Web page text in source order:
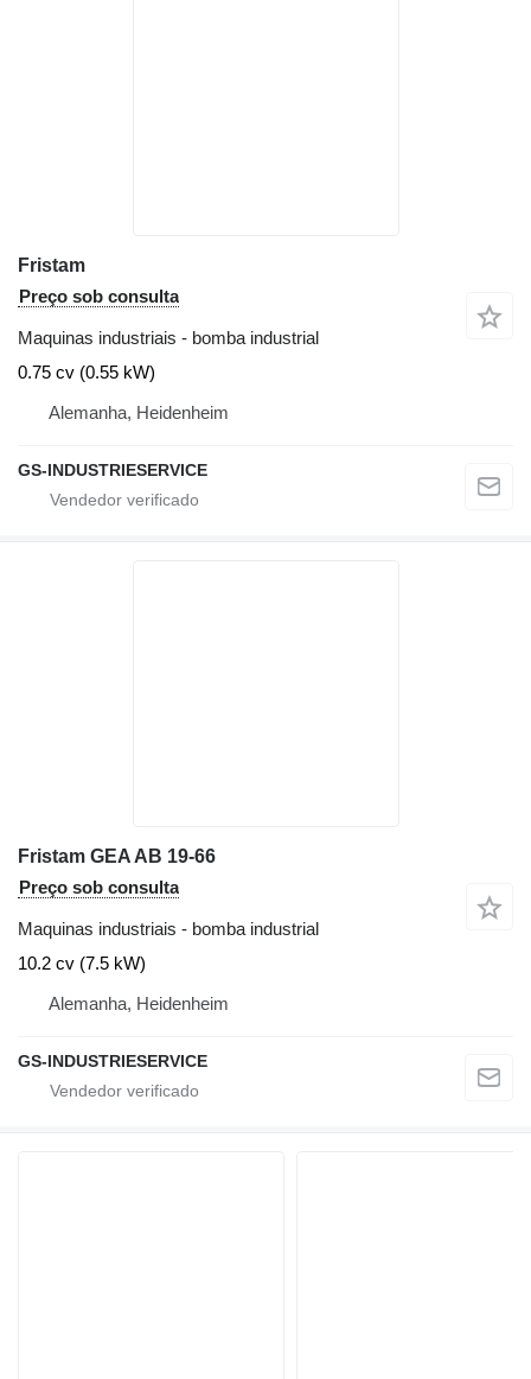
Fristam
Preço sob consulta
Maquinas industriais - bomba industrial
0.75 cv (0.55 kW)
Alemanha, Heidenheim
GS-INDUSTRIESERVICE
Fristam GEA AB 19-66
Preço sob consulta
Maquinas industriais - bomba industrial
10.2 cv (7.5 kW)
Alemanha, Heidenheim
GS-INDUSTRIESERVICE